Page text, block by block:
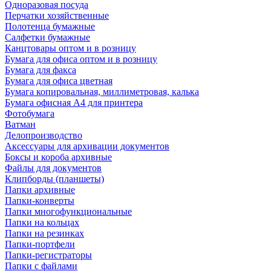
Одноразовая посуда
Перчатки хозяйственные
Полотенца бумажные
Салфетки бумажные
Канцтовары оптом и в розницу
Бумага для офиса оптом и в розницу
Бумага для факса
Бумага для офиса цветная
Бумага копировальная, миллиметровая, калька
Бумага офисная А4 для принтера
Фотобумага
Ватман
Делопроизводство
Аксессуары для архивации документов
Боксы и короба архивные
Файлы для документов
Клипборды (планшеты)
Папки архивные
Папки-конверты
Папки многофункциональные
Папки на кольцах
Папки на резинках
Папки-портфели
Папки-регистраторы
Папки с файлами